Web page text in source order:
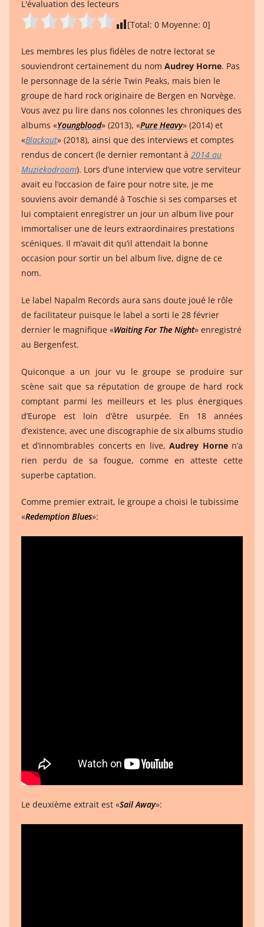
L'évaluation des lecteurs
[Total: 0 Moyenne: 0]
Les membres les plus fidèles de notre lectorat se
souviendront certainement du nom Audrey Horne. Pas
le personnage de la série Twin Peaks, mais bien le
groupe de hard rock originaire de Bergen en Norvège.
Vous avez pu lire dans nos colonnes les chroniques des
albums «Youngblood» (2013), «Pure Heavy» (2014) et
«Blackout» (2018), ainsi que des interviews et comptes
rendus de concert (le dernier remontant à 2014 au
Muziekodroom). Lors d’une interview que votre serviteur
avait eu l’occasion de faire pour notre site, je me
souviens avoir demandé à Toschie si ses comparses et
lui comptaient enregistrer un jour un album live pour
immortaliser une de leurs extraordinaires prestations
scéniques. Il m’avait dit qu’il attendait la bonne
occasion pour sortir un bel album live, digne de ce
nom.
Le label Napalm Records aura sans doute joué le rôle
de facilitateur puisque le label a sorti le 28 février
dernier le magnifique «Waiting For The Night» enregistré
au Bergenfest.
Quiconque a un jour vu le groupe se produire sur
scène sait que sa réputation de groupe de hard rock
comptant parmi les meilleurs et les plus énergiques
d’Europe est loin d’être usurpée. En 18 années
d’existence, avec une discographie de six albums studio
et d’innombrables concerts en live,Audrey Hornen’a
rien perdu de sa fougue, comme en atteste cette
superbe captation.
Comme premier extrait, le groupe a choisi le tubissime
«Redemption Blues»:
Le deuxième extrait est «Sail Away»: